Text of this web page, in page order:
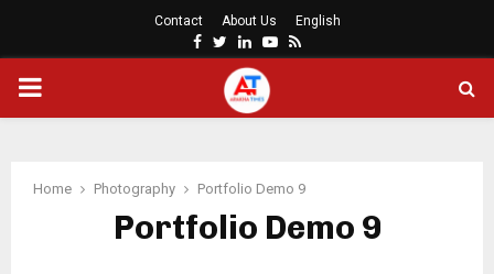
Contact About Us English
Facebook
Twitter
LinkedinYoutube
Rss
PRIMARY
Home Photography Portfolio Demo 9
Portfolio Demo 9